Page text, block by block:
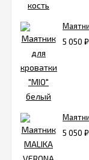
5 050 ₽
5 050 ₽